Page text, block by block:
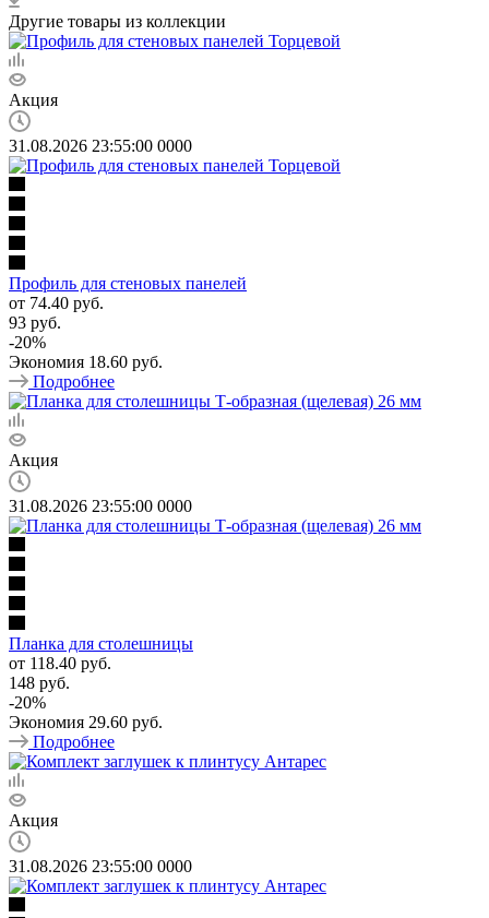
Другие товары из коллекции
Акция
31.08.2026 23:55:00 0000
Профиль для стеновых панелей
от 74.40 руб.
93 руб.
-20%
Экономия 18.60 руб.
Подробнее
Акция
31.08.2026 23:55:00 0000
Планка для столешницы
от 118.40 руб.
148 руб.
-20%
Экономия 29.60 руб.
Подробнее
Акция
31.08.2026 23:55:00 0000